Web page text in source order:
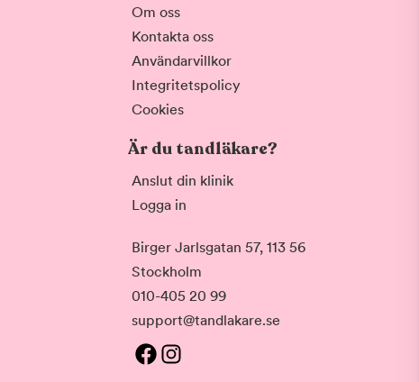
Om oss
Kontakta oss
Användarvillkor
Integritetspolicy
Cookies
Är du tandläkare?
Anslut din klinik
Logga in
Birger Jarlsgatan 57, 113 56
Stockholm
010-405 20 99
support@tandlakare.se